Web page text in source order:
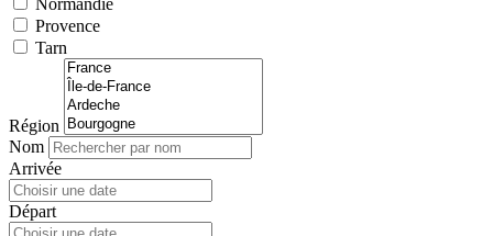
Provence
Tarn
Région
Nom
Arrivée
Départ